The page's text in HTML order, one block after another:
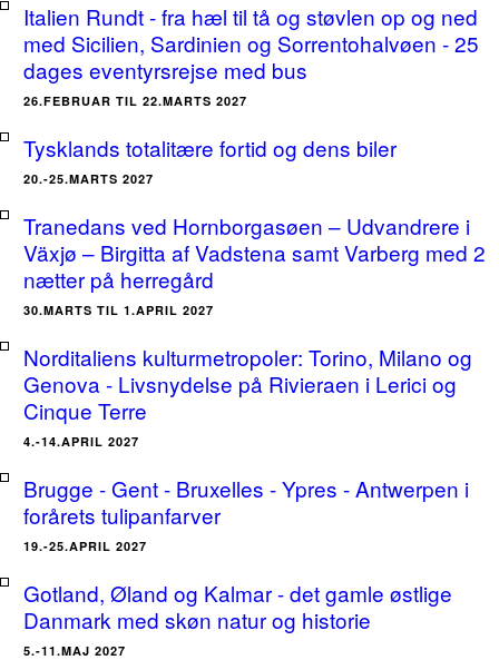
Italien Rundt - fra hæl til tå og støvlen op og ned
med Sicilien, Sardinien og Sorrentohalvøen - 25
dages eventyrsrejse med bus
26.FEBRUAR TIL 22.MARTS 2027
Tysklands totalitære fortid og dens biler
20.-25.MARTS 2027
Tranedans ved Hornborgasøen – Udvandrere i
Växjø – Birgitta af Vadstena samt Varberg med 2
nætter på herregård
30.MARTS TIL 1.APRIL 2027
Norditaliens kulturmetropoler: Torino, Milano og
Genova - Livsnydelse på Rivieraen i Lerici og
Cinque Terre
4.-14.APRIL 2027
Brugge - Gent - Bruxelles - Ypres - Antwerpen i
forårets tulipanfarver
19.-25.APRIL 2027
Gotland, Øland og Kalmar - det gamle østlige
Danmark med skøn natur og historie
5.-11.MAJ 2027